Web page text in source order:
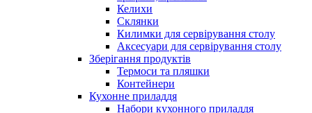
Келихи
Склянки
Килимки для сервірування столу
Аксесуари для сервірування столу
Зберігання продуктів
Термоси та пляшки
Контейнери
Кухонне приладдя
Набори кухонного приладдя